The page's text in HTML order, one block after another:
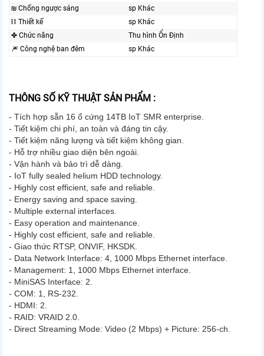
₪ Chống ngược sáng
sp Khác
⛓ Thiết kế
sp Khác
✤ Chức năng
Thu hình Ổn Định
🎆 Công nghệ ban đêm
sp Khác
THÔNG SỐ KỸ THUẬT SẢN PHẨM :
- Tích hợp sẵn 16 ổ cứng 14TB IoT SMR enterprise.
- Tiết kiệm chi phí, an toàn và đáng tin cậy.
- Tiết kiệm năng lượng và tiết kiệm không gian.
- Hỗ trợ nhiều giao diện bên ngoài.
- Vận hành và bảo trì dễ dàng.
- IoT fully sealed helium HDD technology.
- Highly cost efficient, safe and reliable.
- Energy saving and space saving.
- Multiple external interfaces.
- Easy operation and maintenance.
- Highly cost efficient, safe and reliable.
- Giao thức RTSP, ONVIF, HKSDK.
- Data Network Interface: 4, 1000 Mbps Ethernet interface.
- Management: 1, 1000 Mbps Ethernet interface.
- MiniSAS Interface: 2.
- COM: 1, RS-232.
- HDMI: 2.
- RAID: VRAID 2.0.
- Direct Streaming Mode: Video (2 Mbps) + Picture: 256-ch.